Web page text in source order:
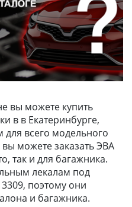
вы можете купить
в в Екатеринбурге,
всего модельного
можете заказать ЭВА
так и для багажника.
лекалам под
поэтому они
и багажника.